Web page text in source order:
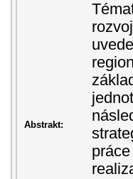
Abstrakt: